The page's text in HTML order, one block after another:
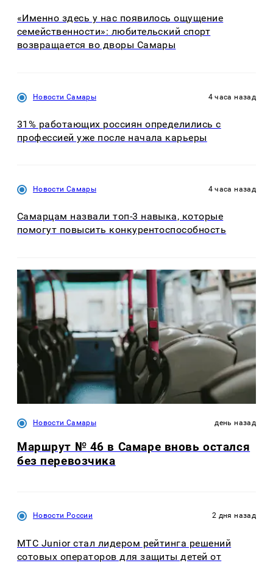
«Именно здесь у нас появилось ощущение
семейственности»: любительский спорт
возвращается во дворы Самары
Новости Самары 4 часа назад
31% работающих россиян определились с
профессией уже после начала карьеры
Новости Самары 4 часа назад
Самарцам назвали топ-3 навыка, которые
помогут повысить конкурентоспособность
Новости Самары день назад
Маршрут № 46 в Самаре вновь остался
без перевозчика
Новости России 2 дня назад
МТС Junior стал лидером рейтинга решений
сотовых операторов для защиты детей от